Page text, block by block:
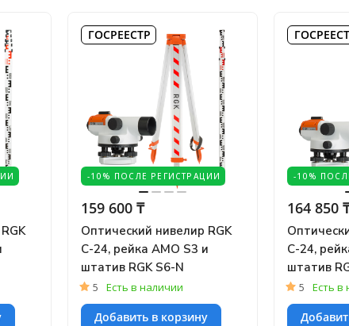
-10% ПОСЛЕ РЕГИСТРАЦИИ
ГОСРЕЕСТР
159 600 ₸
Оптический нивелир RGK
C-24, рейка AMO S3 и
штатив RGK S6-N
5 Есть в наличии
Добавить в корзину
-10%
164 850
C-24,
штатив
5 Есть в